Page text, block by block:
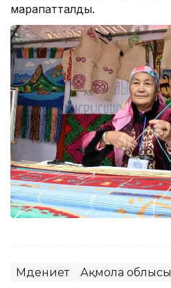
марапатталды.
Мәдениет Ақмола облысы